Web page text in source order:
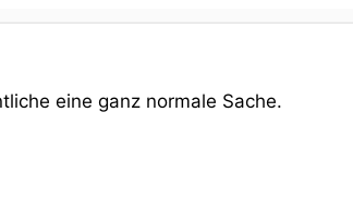
eine ganz normale Sache.